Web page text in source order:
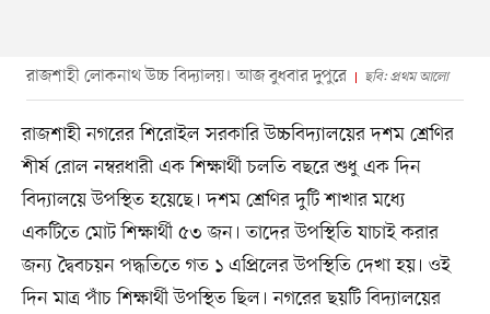
রাজশাহী লোকনাথ উচ্চ বিদ্যালয়। আজ বুধবার দুপুরে ছবি: প্রথম আলো
রাজশাহী নগরের শিরোইল সরকারি উচ্চবিদ্যালয়ের দশম শ্রেণির
শীর্ষ রোল নম্বরধারী এক শিক্ষার্থী চলতি বছরে শুধু এক দিন
বিদ্যালয়ে উপস্থিত হয়েছে। দশম শ্রেণির দুটি শাখার মধ্যে
একটিতে মোট শিক্ষার্থী ৫৩ জন। তাদের উপস্থিতি যাচাই করার
জন্য দ্বৈবচয়ন পদ্ধতিতে গত ১ এপ্রিলের উপস্থিতি দেখা হয়। ওই
দিন মাত্র পাঁচ শিক্ষার্থী উপস্থিত ছিল। নগরের ছয়টি বিদ্যালয়ের